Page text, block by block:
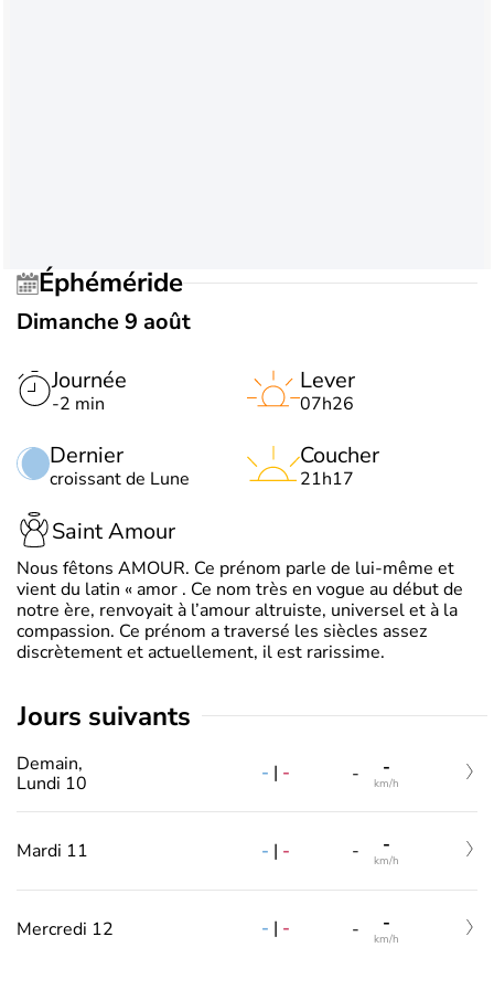
Éphéméride
Dimanche 9 août
Journée
-2 min
Dernier
croissant de Lune
Lever
07h26
Coucher
21h17
Saint Amour
Nous fêtons AMOUR. Ce prénom parle de lui-même et
vient du latin « amor . Ce nom très en vogue au début de
notre ère, renvoyait à l’amour altruiste, universel et à la
compassion. Ce prénom a traversé les siècles assez
discrètement et actuellement, il est rarissime.
jours suivants
Demain,
Lundi 10
- | - - -
km/h
Mardi 11 - | - - -
km/h
Mercredi 12 - | - - -
km/h